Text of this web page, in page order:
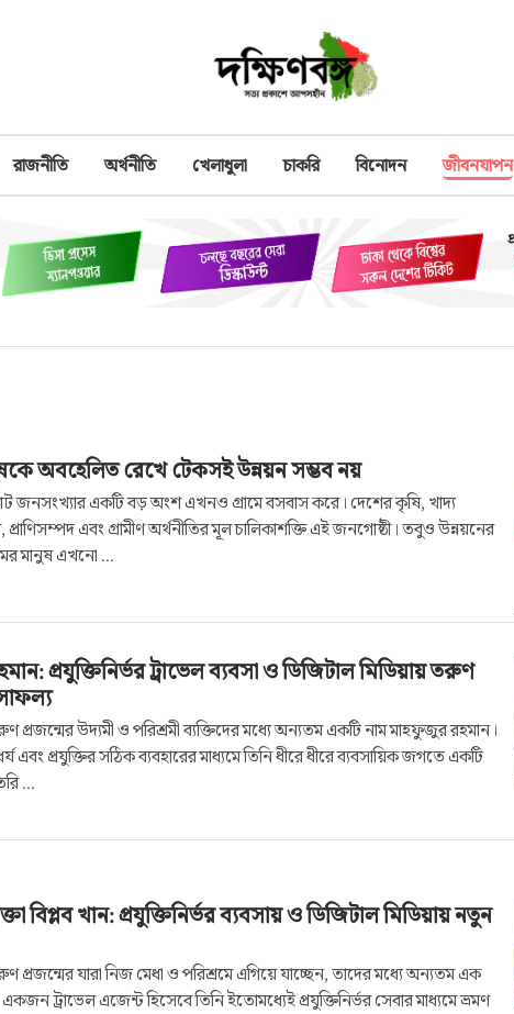
রাজনীতি অর্থনীতি খেলাধুলা চাকরি বিনোদন জীবনযাপন
অবহেলিত রেখে টেকসই উন্নয়ন সম্ভব নয়
জনসংখ্যার একটি বড় অংশ এখনও গ্রামে বসবাস করে। দেশের কৃষি, খাদ্য
এবং গ্রামীণ অর্থনীতির মূল চালিকাশক্তি এই জনগোষ্ঠী। তবুও উন্নয়নের
মানুষ এখনো ...
প্রযুক্তিনির্ভর ট্রাভেল ব্যবসা ও ডিজিটাল মিডিয়ায় তরুণ
প্রজন্মের উদ্যমী ও পরিশ্রমী ব্যক্তিদের মধ্যে অন্যতম একটি নাম মাহফুজুর রহমান।
এবং প্রযুক্তির সঠিক ব্যবহারের মাধ্যমে তিনি ধীরে ধীরে ব্যবসায়িক জগতে একটি
...
বিপ্লব খান: প্রযুক্তিনির্ভর ব্যবসায় ও ডিজিটাল মিডিয়ায় নতুন
প্রজন্মের যারা নিজ মেধা ও পরিশ্রমে এগিয়ে যাচ্ছেন, তাদের মধ্যে অন্যতম এক
একজন ট্রাভেল এজেন্ট হিসেবে তিনি ইতোমধ্যেই প্রযুক্তিনির্ভর সেবার মাধ্যমে ভ্রমণ